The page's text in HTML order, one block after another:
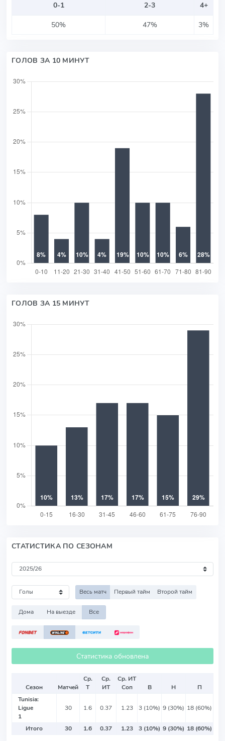
0-1 2-3
4+
50%
47% 3%
ГОЛОВ ЗА 10 МИНУТ
ГОЛОВ ЗА 15 МИНУТ
СТАТИСТИКА ПО СЕЗОНАМ
Весь матч Первый тайм Второй тайм
Дома На выезде Все
Статистика обновлена
Сезон Матчей
Ср.
Т
Ср.
ИТ
Ср. ИТ
Соп
В Н
П
Tunisia:
Ligue
1
30 1.6 0.37 1.23 3 (10%) 9 (30%) 18 (60%)
Итого 30 1.6 0.37 1.23 3 (10%) 9 (30%) 18 (60%)